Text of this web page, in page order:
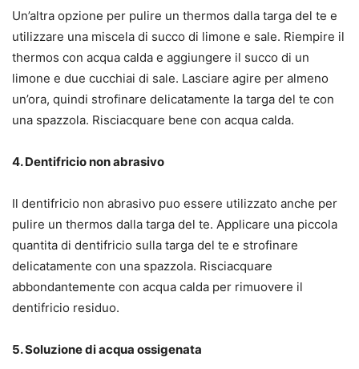
Un’altra opzione per pulire un thermos dalla targa del te e
utilizzare una miscela di succo di limone e sale. Riempire il
thermos con acqua calda e aggiungere il succo di un
limone e due cucchiai di sale. Lasciare agire per almeno
un’ora, quindi strofinare delicatamente la targa del te con
una spazzola. Risciacquare bene con acqua calda.
4. Dentifricio non abrasivo
Il dentifricio non abrasivo puo essere utilizzato anche per
pulire un thermos dalla targa del te. Applicare una piccola
quantita di dentifricio sulla targa del te e strofinare
delicatamente con una spazzola. Risciacquare
abbondantemente con acqua calda per rimuovere il
dentifricio residuo.
5. Soluzione di acqua ossigenata